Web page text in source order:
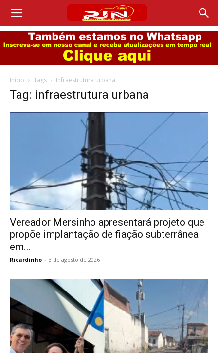
Início Tags Infraestrutura urbana
Tag: infraestrutura urbana
Vereador Mersinho apresentará projeto que
propõe implantação de fiação subterrânea
em...
Ricardinho - 3 de agosto de 2026